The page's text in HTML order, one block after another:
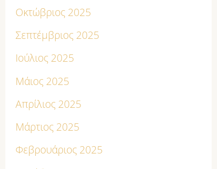
Οκτώβριος 2025
Σεπτέμβριος 2025
Ιούλιος 2025
Μάιος 2025
Απρίλιος 2025
Μάρτιος 2025
Φεβρουάριος 2025